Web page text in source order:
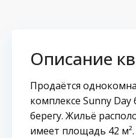
Описание
Продаётся
комплексе Sunny
берегу. Жильё
имеет площадь 42 м².